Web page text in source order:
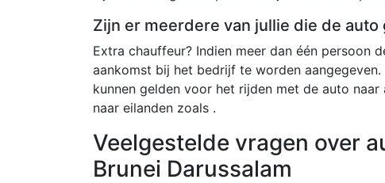
Zijn er meerdere van jullie die de auto
Extra chauffeur? Indien meer dan één
aankomst bij het bedrijf te worden
kunnen gelden voor het rijden met de auto
naar eilanden zoals .
Veelgestelde vragen over
Brunei Darussalam